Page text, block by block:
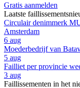
Gratis aanmelden
Laatste
Circulair denimmerk
Amsterdam
6 aug
Moederbedrijf van
5 aug
Failliet per provincie
3 aug
Faillissementen in het